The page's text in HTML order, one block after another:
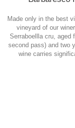
Made only in the best
vineyard of our
Serraboellla cru, aged
second pass) and two
wine carries